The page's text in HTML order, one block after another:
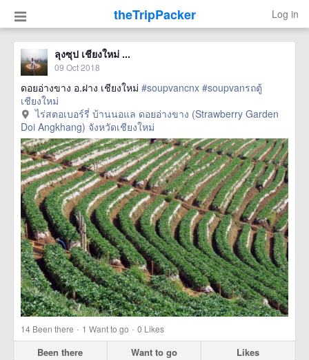
theTripPacker Log in
ลุงซุป เชียงใหม่ ...
09 Oct 2018
ดอยอ่างขาง อ.ฝาง เชียงใหม่ #soupvancnx #soupvanรถตู้
เชียงใหม่
ไร่สตอเบอร์รี่ บ้านนอแล ดอยอ่างขาง (Strawberry Garden
Doi Angkhang) จังหวัดเชียงใหม่
14 Been there · 1 Want to go · 0 Likes
Been there Want to go Likes